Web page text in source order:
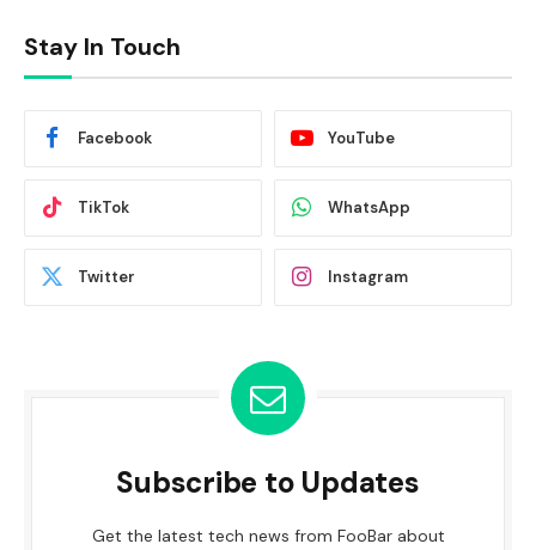
Stay In Touch
Facebook YouTube
TikTok WhatsApp
Twitter Instagram
Subscribe to Updates
Get the latest tech news from FooBar about